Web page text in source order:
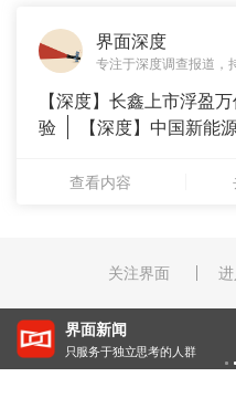
界面深度
专注于深度调查报道，
【深度】长鑫上市浮盈
验
【深度】中国新能
查看内容
关注界面
“锂业双雄”净利齐翻番
级